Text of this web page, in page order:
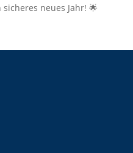
neues Jahr! 🌟